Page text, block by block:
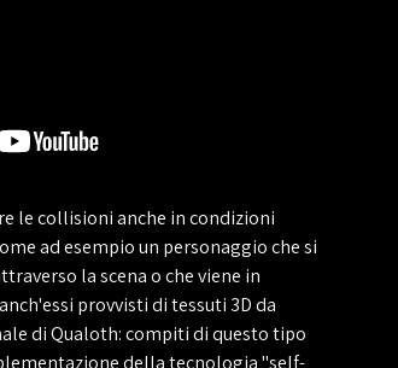
le collisioni anche in condizioni
ad esempio un personaggio che si
la scena o che viene in
provvisti di tessuti 3D da
di Qualoth: compiti di questo tipo
della tecnologia "self-